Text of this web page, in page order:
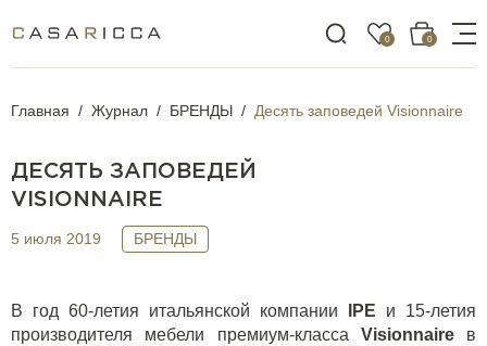
0 0
Главная Журнал БРЕНДЫ Десять заповедей Visionnaire
ДЕСЯТЬ ЗАПОВЕДЕЙ
VISIONNAIRE
5 июля 2019 БРЕНДЫ
В год 60-летия итальянской компании IPE и 15-летия
производителя мебели премиум-класса Visionnaireв